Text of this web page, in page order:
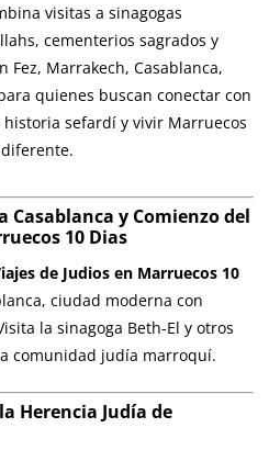
visitas a sinagogas
cementerios sagrados y
Fez, Marrakech, Casablanca,
quienes buscan conectar con
sefardí y vivir Marruecos
Casablanca y Comienzo del
10 Dias
de Judios en Marruecos 10
ciudad moderna con
la sinagoga Beth-El y otros
comunidad judía marroquí.
Herencia Judía de